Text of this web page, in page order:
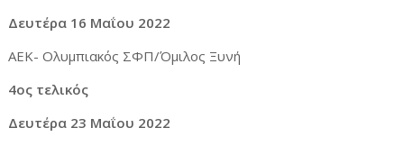
Δευτέρα 16 Μαΐου 2022
ΑΕΚ- Ολυμπιακός ΣΦΠ/Όμιλος Ξυνή
4ος τελικός
Δευτέρα 23 Μαΐου 2022